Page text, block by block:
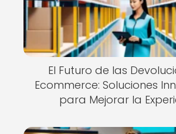
El Futuro de las
Ecommerce: Soluciones
para Mejorar la